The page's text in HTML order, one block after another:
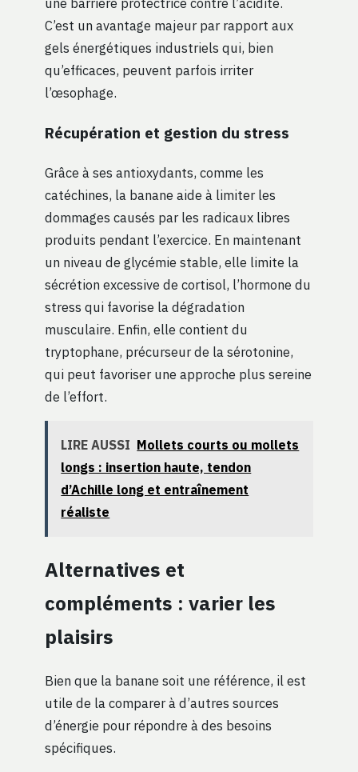
C’est un avantage majeur par rapport aux
gels énergétiques industriels qui, bien
qu’efficaces, peuvent parfois irriter
l’œsophage.
Récupération et gestion du stress
Grâce à ses antioxydants, comme les
catéchines, la banane aide à limiter les
dommages causés par les radicaux libres
produits pendant l’exercice. En maintenant
un niveau de glycémie stable, elle limite la
sécrétion excessive de cortisol, l’hormone du
stress qui favorise la dégradation
musculaire. Enfin, elle contient du
tryptophane, précurseur de la sérotonine,
qui peut favoriser une approche plus sereine
de l’effort.
LIRE AUSSI Mollets courts ou mollets
longs : insertion haute, tendon
d’Achille long et entraînement
réaliste
Alternatives et
compléments : varier les
plaisirs
Bien que la banane soit une référence, il est
utile de la comparer à d’autres sources
d’énergie pour répondre à des besoins
spécifiques.